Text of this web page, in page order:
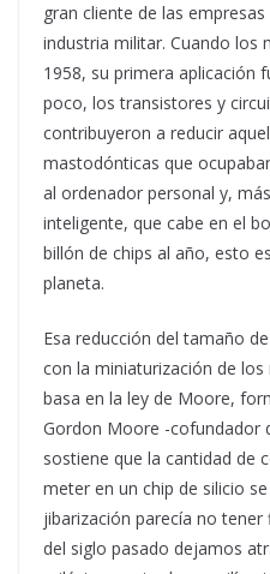
gran cliente de las
industria militar. Cuando los
1958, su primera aplicación
poco, los transistores y
contribuyeron a reducir
mastodónticas que
al ordenador personal y,
inteligente, que cabe en el
billón de chips al año, esto
planeta.
Esa reducción del tamaño
con la miniaturización de
basa en la ley de Moore,
Gordon Moore -cofundador
sostiene que la cantidad de
meter en un chip de silicio
jibarización parecía no
del siglo pasado dejamos